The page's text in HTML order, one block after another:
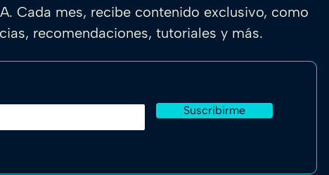
Cada mes, recibe contenido exclusivo, como
recomendaciones, tutoriales y más.
Suscribirme